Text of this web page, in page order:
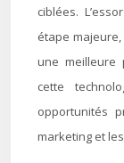
ciblées.
étape
une meilleure
cette
opportunités
marketing et